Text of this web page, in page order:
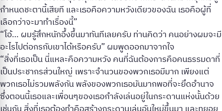
กำหนดชะตานี้เสียที และเธอคือความหวังเดียวของฉัน เธอคือผู้ที่
เลือกว่าจะมาทำเรื่องนี้”
“โอ้… ผมรู้สึกหนักอึ้งขึ้นมาทันทีเลยครับ ท่านคิดว่า คนอย่างผมจะมี
อะไรไปต่อกรกับเขาได้หรือครับ” ผมพูดออกมาจากใจ
“สิ่งที่เธอเป็น นี่แหละคือความหวัง คนที่ฉันต้องการคือคนธรรมดาที่
เป็นประชากรส่วนใหญ่ เพราะจำนวนของพวกเธอมีมาก เพียงแต่
พวกเธอไม่รวมพลังกัน พลังของพวกเธอมันมากพอที่จะยึดอำนาจ
ซึ่งตอนนี้เธอและเพื่อนๆของเธอกำลังเล่นอยู่ในกระดานแห่งนั้นด้วย